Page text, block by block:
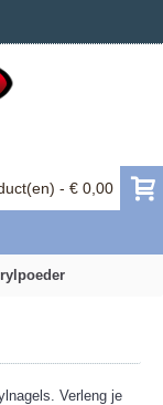
- € 0,00
Verleng je